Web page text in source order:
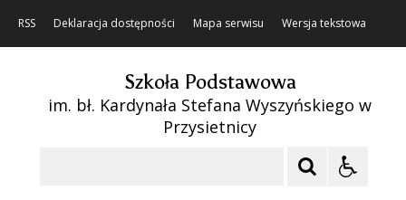
RSS Deklaracja dostępności Mapa serwisu Wersja tekstowa
Szkoła Podstawowa
im. bł. Kardynała Stefana Wyszyńskiego w
Przysietnicy